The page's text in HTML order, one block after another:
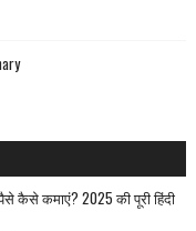
कैसे कमाएं? 2025 की पूरी हिंदी